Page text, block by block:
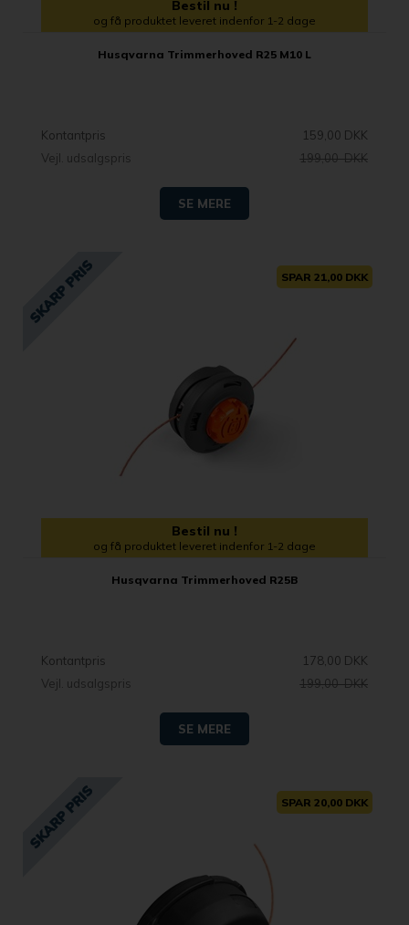
Bestil nu !
og få produktet leveret indenfor 1-2 dage
Husqvarna Trimmerhoved R25 M10 L
Kontantpris
159,00 DKK
Vejl. udsalgspris
199,00 DKK
SE MERE
SPAR 21,00 DKK
Bestil nu !
og få produktet leveret indenfor 1-2 dage
Husqvarna Trimmerhoved R25B
Kontantpris
178,00 DKK
Vejl. udsalgspris
199,00 DKK
SE MERE
SPAR 20,00 DKK